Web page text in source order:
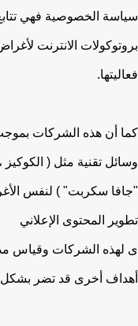
سياسة الخصوصية فهي
بروتوكولات الانترنت
فعاليتها.
كما أن هذه الشركات بموجب
وسائل تقنية مثل (
"جافا سكربت" ) لنفس
تطوير المحتوى الإعلاني
ى لهذه الشركات وقياس
أهداف أخرى قد تضر بشكل